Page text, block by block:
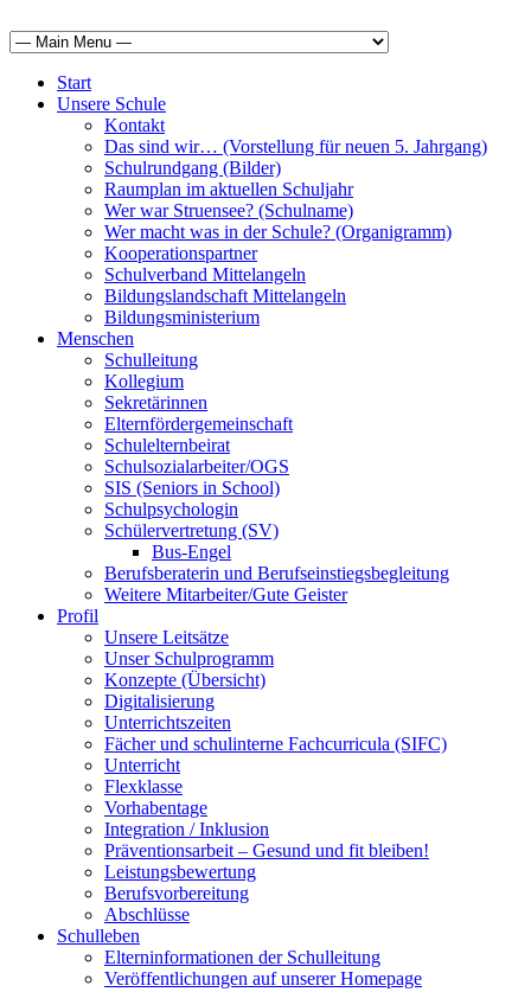
Start
Unsere Schule
Kontakt
Das sind wir… (Vorstellung für neuen 5. Jahrgang)
Schulrundgang (Bilder)
Raumplan im aktuellen Schuljahr
Wer war Struensee? (Schulname)
Wer macht was in der Schule? (Organigramm)
Kooperationspartner
Schulverband Mittelangeln
Bildungslandschaft Mittelangeln
Bildungsministerium
Menschen
Schulleitung
Kollegium
Sekretärinnen
Elternfördergemeinschaft
Schulelternbeirat
Schulsozialarbeiter/OGS
SIS (Seniors in School)
Schulpsychologin
Schülervertretung (SV)
Bus-Engel
Berufsberaterin und Berufseinstiegsbegleitung
Weitere Mitarbeiter/Gute Geister
Profil
Unsere Leitsätze
Unser Schulprogramm
Konzepte (Übersicht)
Digitalisierung
Unterrichtszeiten
Fächer und schulinterne Fachcurricula (SIFC)
Unterricht
Flexklasse
Vorhabentage
Integration / Inklusion
Präventionsarbeit – Gesund und fit bleiben!
Leistungsbewertung
Berufsvorbereitung
Abschlüsse
Schulleben
Elterninformationen der Schulleitung
Veröffentlichungen auf unserer Homepage